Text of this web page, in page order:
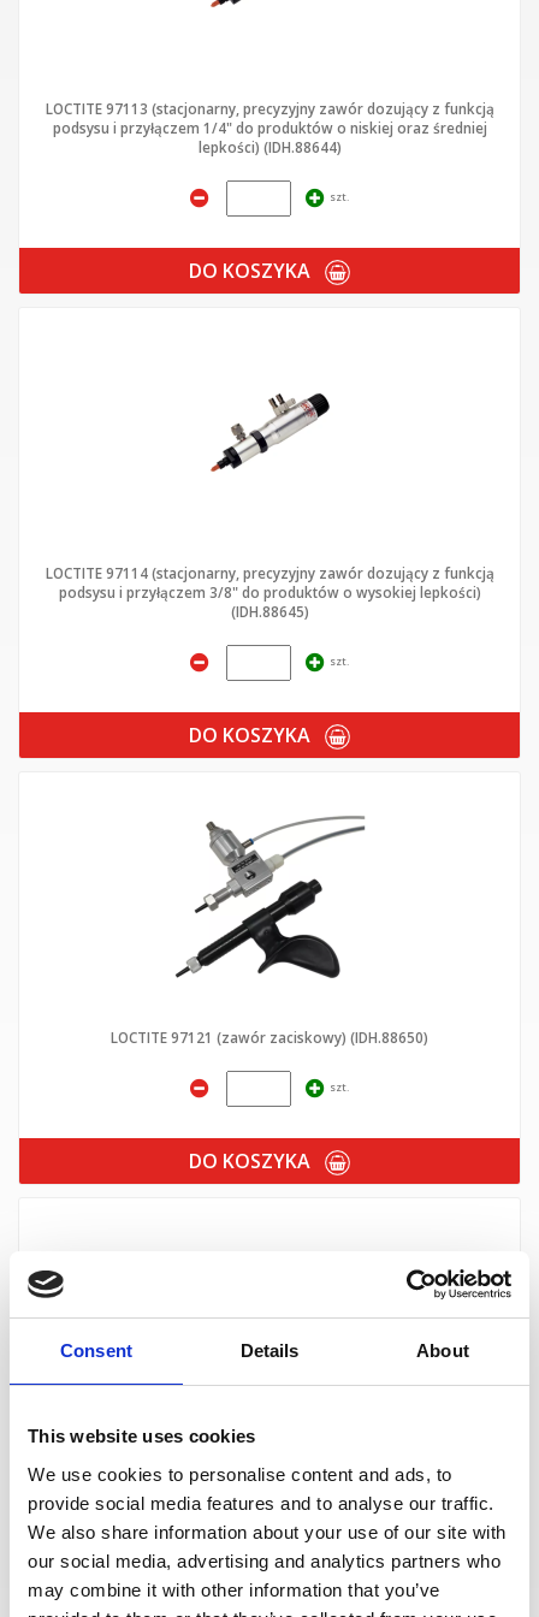
Consent Details About
This website uses cookies
We use cookies to personalise content and ads, to
provide social media features and to analyse our traffic.
We also share information about your use of our site with
our social media, advertising and analytics partners who
may combine it with other information that you’ve
LOCTITE 97113 (stacjonarny, precyzyjny zawór dozujący z funkcją
podsysu i przyłączem 1/4" do produktów o niskiej oraz średniej
lepkości) (IDH.88644)
szt.
DO KOSZYKA
LOCTITE 97114 (stacjonarny, precyzyjny zawór dozujący z funkcją
podsysu i przyłączem 3/8" do produktów o wysokiej lepkości)
(IDH.88645)
szt.
DO KOSZYKA
LOCTITE 97121 (zawór zaciskowy) (IDH.88650)
szt.
DO KOSZYKA
"długopisowy" do systemów ciśnieniowo-czasowych, kompatybilny z
klejami o niskiej lepkości) (IDH.444643)
szt.